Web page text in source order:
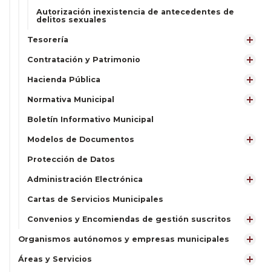
Autorización inexistencia de antecedentes de
delitos sexuales
Tesorería
Contratación y Patrimonio
Hacienda Pública
Normativa Municipal
Boletín Informativo Municipal
Modelos de Documentos
Protección de Datos
Administración Electrónica
Cartas de Servicios Municipales
Convenios y Encomiendas de gestión suscritos
Organismos autónomos y empresas municipales
Áreas y Servicios